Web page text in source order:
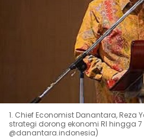
1. Chief Economist Danantara, Reza
strategi dorong ekonomi RI hingga
@danantara.indonesia)